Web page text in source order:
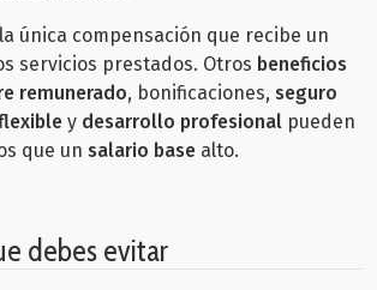
única compensación que recibe un
servicios prestados. Otros beneficios
remunerado, bonificaciones, seguro
y desarrollo profesional pueden
que un salario base alto.
debes evitar